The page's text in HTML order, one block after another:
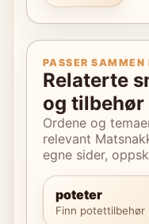
PASSER SAMMEN
Relaterte
og tilbehør
Ordene og
relevant
egne sider,
poteter
Finn potettilbehør